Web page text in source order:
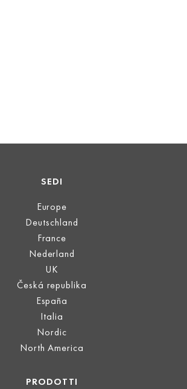
SEDI
Europe
Deutschland
France
Nederland
UK
Česká republika
España
Italia
Nordic
North America
PRODOTTI